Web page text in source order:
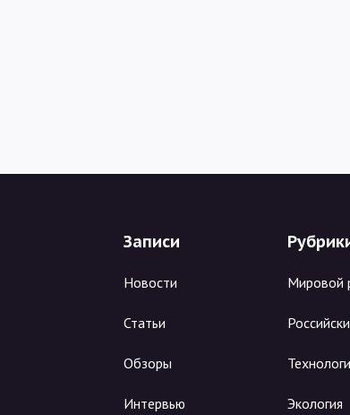
Записи
Новости
Статьи
Обзоры
Интервью
Мировой
Экология